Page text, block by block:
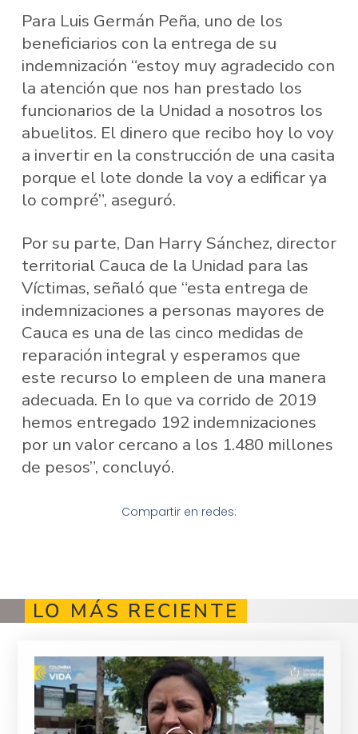
Para Luis Germán Peña, uno de los
beneficiarios con la entrega de su
indemnización “estoy muy agradecido con
la atención que nos han prestado los
funcionarios de la Unidad a nosotros los
abuelitos. El dinero que recibo hoy lo voy
a invertir en la construcción de una casita
porque el lote donde la voy a edificar ya
lo compré”, aseguró.
Por su parte, Dan Harry Sánchez, director
territorial Cauca de la Unidad para las
Víctimas, señaló que “esta entrega de
indemnizaciones a personas mayores de
Cauca es una de las cinco medidas de
reparación integral y esperamos que
este recurso lo empleen de una manera
adecuada. En lo que va corrido de 2019
hemos entregado 192 indemnizaciones
por un valor cercano a los 1.480 millones
de pesos”, concluyó.
Compartir en redes:
LO MÁS RECIENTE